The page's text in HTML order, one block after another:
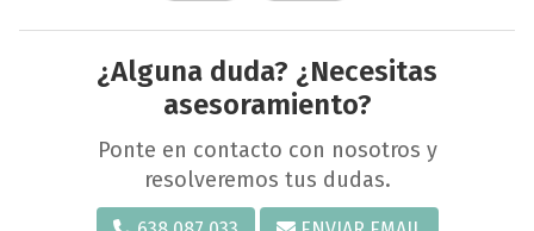
¿Alguna duda? ¿Necesitas
asesoramiento?
Ponte en contacto con nosotros y
resolveremos tus dudas.